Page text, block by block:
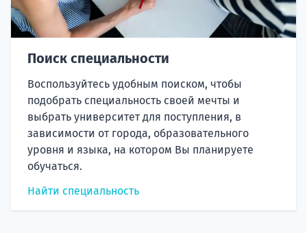
Поиск специальности
Воспользуйтесь удобным поиском, чтобы
подобрать специальность своей мечты и
выбрать университет для поступления, в
зависимости от города, образовательного
уровня и языка, на котором Вы планируете
обучаться.
Найти специальность